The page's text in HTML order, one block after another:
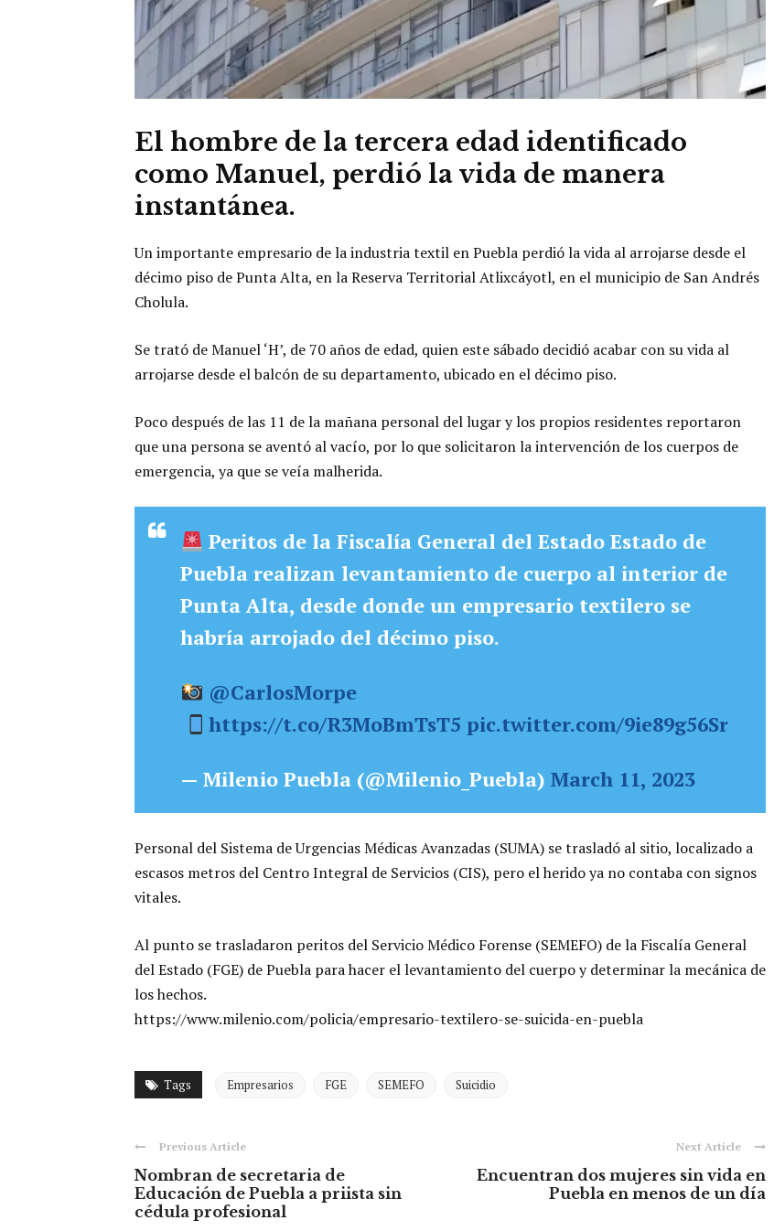
El hombre de la tercera edad identificado
como Manuel, perdió la vida de manera
instantánea.
Un importante empresario de la industria textil en Puebla perdió la vida al arrojarse desde el
décimo piso de Punta Alta, en la Reserva Territorial Atlixcáyotl, en el municipio de San Andrés
Cholula.
Se trató de Manuel ‘H’, de 70 años de edad, quien este sábado decidió acabar con su vida al
arrojarse desde el balcón de su departamento, ubicado en el décimo piso.
Poco después de las 11 de la mañana personal del lugar y los propios residentes reportaron
que una persona se aventó al vacío, por lo que solicitaron la intervención de los cuerpos de
emergencia, ya que se veía malherida.
Peritos de la Fiscalía General del Estado Estado de
Puebla realizan levantamiento de cuerpo al interior de
Punta Alta, desde donde un empresario textilero se
habría arrojado del décimo piso.
@CarlosMorpe
https://t.co/R3MoBmTsT5 pic.twitter.com/9ie89g56Sr
— Milenio Puebla (@Milenio_Puebla) March 11, 2023
Personal del Sistema de Urgencias Médicas Avanzadas (SUMA) se trasladó al sitio, localizado a
escasos metros del Centro Integral de Servicios (CIS), pero el herido ya no contaba con signos
vitales.
Al punto se trasladaron peritos del Servicio Médico Forense (SEMEFO) de la Fiscalía General
del Estado (FGE) de Puebla para hacer el levantamiento del cuerpo y determinar la mecánica de
los hechos.
https://www.milenio.com/policia/empresario-textilero-se-suicida-en-puebla
Tags Empresarios FGE SEMEFO Suicidio
Previous Article
Nombran de secretaria de
Educación de Puebla a priista sin
cédula profesional
Next Article
Encuentran dos mujeres sin vida en
Puebla en menos de un día